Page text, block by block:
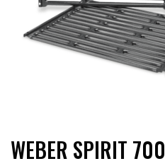
WEBER SPIRIT 700